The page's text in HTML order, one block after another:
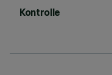
Kontrolle